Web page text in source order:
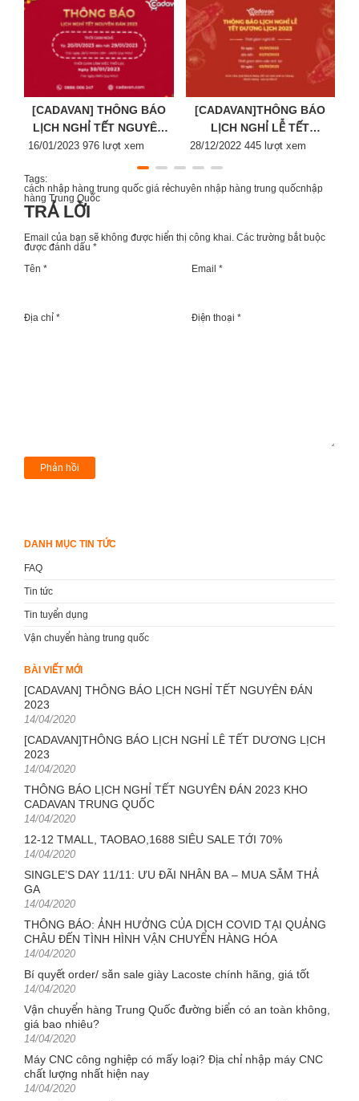
[CADAVAN] THÔNG BÁO
LỊCH NGHỈ TẾT NGUYÊN
ĐÁN 2023
Posted
16/01/2023 976 lượt xem
[CADAVAN]THÔNG BÁO
LỊCH NGHỈ LỄ TẾT
DƯƠNG LỊCH 2023
Posted
28/12/2022 445 lượt xem
Tags:
cách nhập hàng trung quốc giá rẻchuyên nhập hàng trung quốcnhập
hàng Trung Quốc
TRẢ LỜI
Email của bạn sẽ không được hiển thị công khai. Các trường bắt buộc
được đánh dấu *
Tên *
Email *
Địa chỉ * Điện thoại *
DANH MỤC TIN TỨC
FAQ
Tin tức
Tin tuyển dụng
Vận chuyển hàng trung quốc
BÀI VIẾT MỚI
[CADAVAN] THÔNG BÁO LỊCH NGHỈ TẾT NGUYÊN ĐÁN
2023
Posted
14/04/2020
[CADAVAN]THÔNG BÁO LỊCH NGHỈ LỄ TẾT DƯƠNG LỊCH
2023
Posted
14/04/2020
THÔNG BÁO LỊCH NGHỈ TẾT NGUYÊN ĐÁN 2023 KHO
CADAVAN TRUNG QUỐC
Posted
14/04/2020
12-12 TMALL, TAOBAO,1688 SIÊU SALE TỚI 70%
Posted
14/04/2020
SINGLE’S DAY 11/11: ƯU ĐÃI NHÂN BA – MUA SẮM THẢ
GA
Posted
14/04/2020
THÔNG BÁO: ẢNH HƯỞNG CỦA DỊCH COVID TẠI QUẢNG
CHÂU ĐẾN TÌNH HÌNH VẬN CHUYỂN HÀNG HÓA
Posted
14/04/2020
Bí quyết order/ săn sale giày Lacoste chính hãng, giá tốt
Posted
14/04/2020
Vận chuyển hàng Trung Quốc đường biển có an toàn không,
giá bao nhiêu?
Posted
14/04/2020
Máy CNC công nghiệp có mấy loại? Địa chỉ nhập máy CNC
chất lượng nhất hiện nay
Posted
14/04/2020